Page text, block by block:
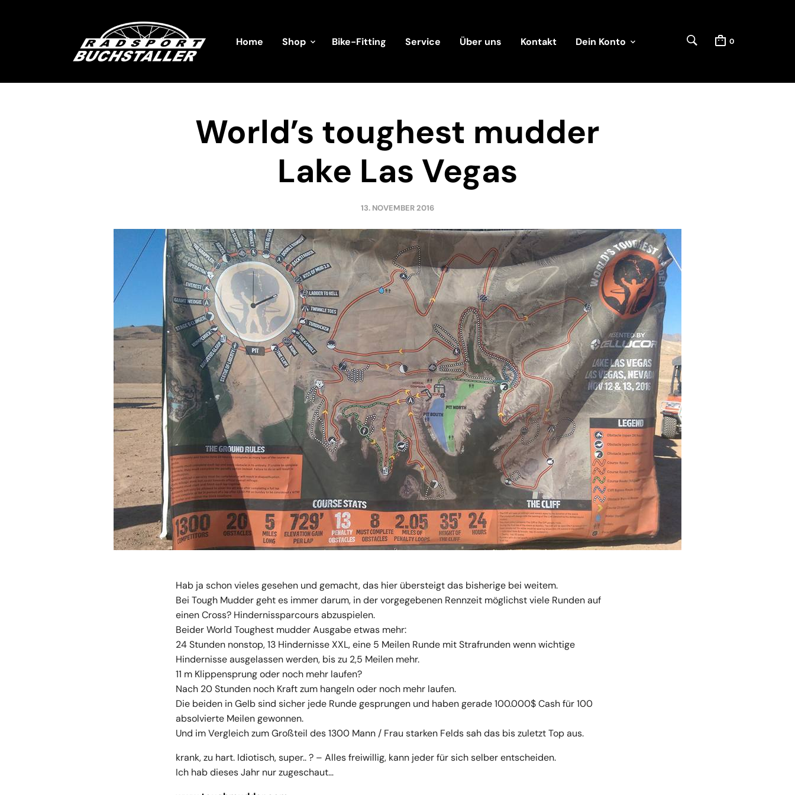
Home Shop Bike-Fitting Service Über uns Kontakt Dein Konto 0
World’s toughest mudder
Lake Las Vegas
13. NOVEMBER 2016
Hab ja schon vieles gesehen und gemacht, das hier übersteigt das bisherige bei weitem.
Bei Tough Mudder geht es immer darum, in der vorgegebenen Rennzeit möglichst viele Runden auf
einen Cross? Hindernissparcours abzuspielen.
Beider World Toughest mudder Ausgabe etwas mehr:
24 Stunden nonstop, 13 Hindernisse XXL, eine 5 Meilen Runde mit Strafrunden wenn wichtige
Hindernisse ausgelassen werden, bis zu 2,5 Meilen mehr.
11 m Klippensprung oder noch mehr laufen?
Nach 20 Stunden noch Kraft zum hangeln oder noch mehr laufen.
Die beiden in Gelb sind sicher jede Runde gesprungen und haben gerade 100.000$ Cash für 100
absolvierte Meilen gewonnen.
Und im Vergleich zum Großteil des 1300 Mann / Frau starken Felds sah das bis zuletzt Top aus.
krank, zu hart. Idiotisch, super.. ? – Alles freiwillig, kann jeder für sich selber entscheiden.
Ich hab dieses Jahr nur zugeschaut…